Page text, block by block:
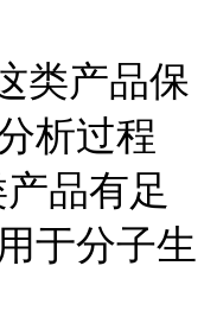
类产品保
析过程
品有足
于分子生